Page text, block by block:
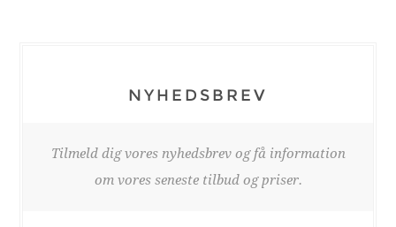
NYHEDSBREV
Tilmeld dig vores nyhedsbrev og få information
om vores seneste tilbud og priser.